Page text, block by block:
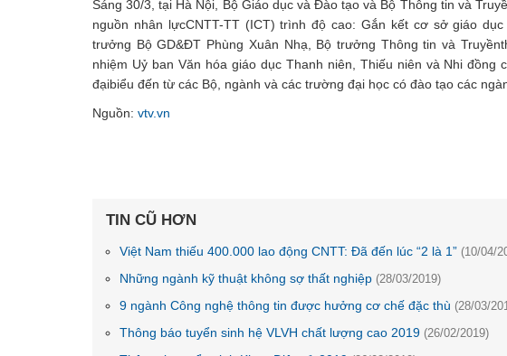
Sáng 30/3, tại Hà Nội, Bộ Giáo dục và Đào tạo và Bộ Thông tin và
nguồn nhân lựcCNTT-TT (ICT) trình độ cao: Gắn kết cơ sở giáo
trưởng Bộ GD&ĐT Phùng Xuân Nhạ, Bộ trưởng Thông tin và
nhiệm Uỷ ban Văn hóa giáo dục Thanh niên, Thiếu niên và Nhi đồng
đạibiểu đến từ các Bộ, ngành và các trường đại học có đào tạo các
Nguồn: vtv.vn
TIN CŨ HƠN
Việt Nam thiếu 400.000 lao động CNTT: Đã đến lúc “2 là 1” (10/04/
Những ngành kỹ thuật không sợ thất nghiệp (28/03/2019)
9 ngành Công nghệ thông tin được hưởng cơ chế đặc thù (28/03/
Thông báo tuyển sinh hệ VLVH chất lượng cao 2019 (26/02/2019)